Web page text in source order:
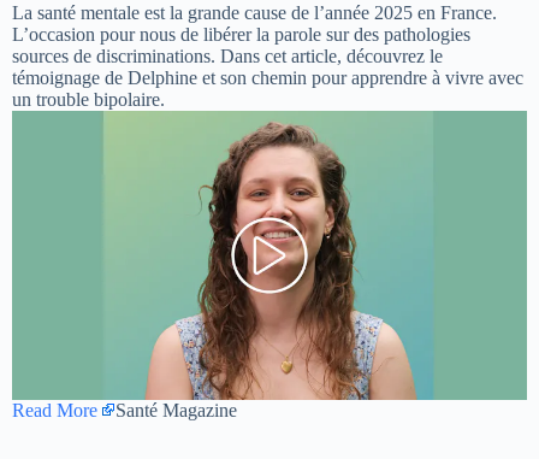
La santé mentale est la grande cause de l’année 2025 en France.
L’occasion pour nous de libérer la parole sur des pathologies
sources de discriminations. Dans cet article, découvrez le
témoignage de Delphine et son chemin pour apprendre à vivre avec
un trouble bipolaire.
Read More Santé Magazine